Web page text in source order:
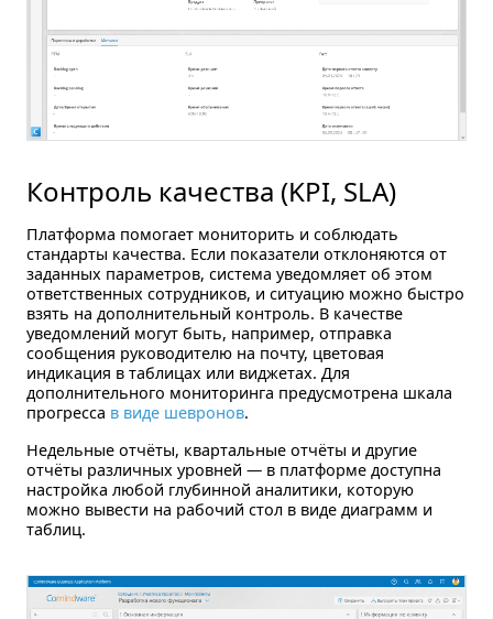
Контроль качества (KPI, SLA)
Платформа помогает мониторить и соблюдать
стандарты качества. Если показатели отклоняются от
заданных параметров, система уведомляет об этом
ответственных сотрудников, и ситуацию можно быстро
взять на дополнительный контроль. В качестве
уведомлений могут быть, например, отправка
сообщения руководителю на почту, цветовая
индикация в таблицах или виджетах. Для
дополнительного мониторинга предусмотрена шкала
прогресса в виде шевронов.
Недельные отчёты, квартальные отчёты и другие
отчёты различных уровней — в платформе доступна
настройка любой глубинной аналитики, которую
можно вывести на рабочий стол в виде диаграмм и
таблиц.